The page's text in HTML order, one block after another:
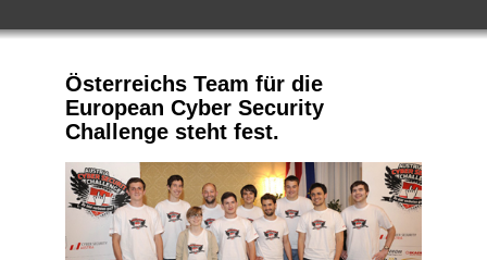
Österreichs Team für die
European Cyber Security
Challenge steht fest.